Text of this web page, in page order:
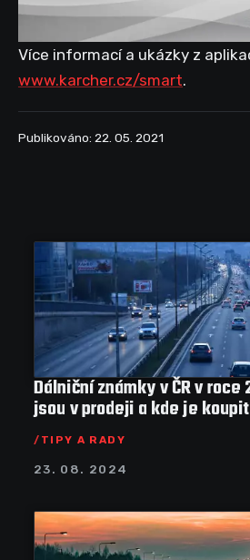
Více informací a ukázky z
www.karcher.cz/smart.
Publikováno: 22. 05. 2021
Dálniční známky v ČR v
jsou v prodeji a kde je
TIPY A RADY
23. 08. 2024